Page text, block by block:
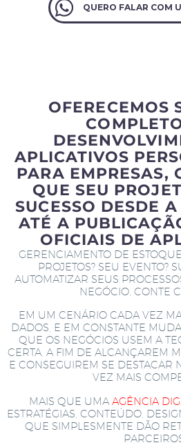
QUERO FALAR COM
OFERECEMOS
APLICATIVOS
PARA EMPRESAS,
QUE SEU
SUCESSO DESDE
ATÉ A
OFICIAIS DE
GERENCIAMENTO DE
PROJETOS? SEU EVENTO?
AUTOMATIZAR SEUS
NEGÓCIO. CONTE
EM UM CENÁRIO CADA VEZ
DADOS, E EM CONSTANTE
QUE OS NEGÓCIOS USEM A
CERTA, A FIM DE ALCANÇAREM
E CONSEGUIREM SE DESTACAR
VEZ MAIS
MAIS QUE UMA AGÊNCIA
ESTRATÉGIAS, CONTEÚDO,
QUE SIMPLESMENTE DÃO